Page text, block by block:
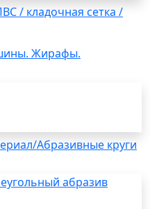
/ кладочная сетка /
Жирафы.
Абразивные круги
абразив